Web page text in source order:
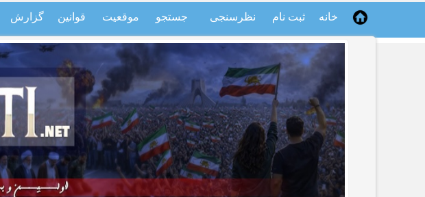
خانه ثبت نام نظرسنجی جستجو موقعیت قوانین گزارش